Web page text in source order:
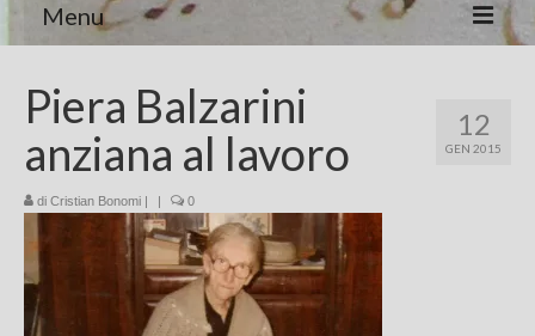
Menu
Genealogia
Aziende
12
GEN 2015
Piera Balzarini
anziana al lavoro
di Cristian Bonomi | | 0